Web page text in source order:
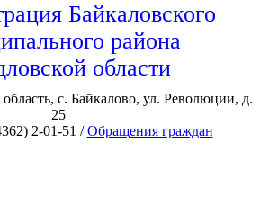
Байкаловского
района
области
с. Байкалово, ул. Революции, д.
25
2-01-51 /Обращения граждан